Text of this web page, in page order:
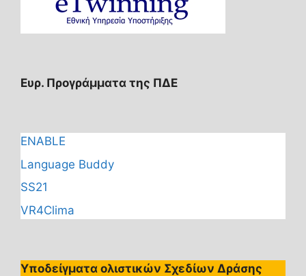
Ευρ. Προγράμματα της ΠΔΕ
ENABLE
Language Buddy
SS21
VR4Clima
Υποδείγματα ολιστικών Σχεδίων Δράσης